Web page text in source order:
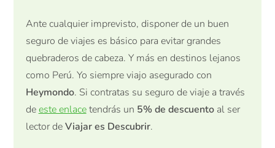
Ante cualquier imprevisto, disponer de un buen
seguro de viajes es básico para evitar grandes
quebraderos de cabeza. Y más en destinos lejanos
como Perú. Yo siempre viajo asegurado con
Heymondo. Si contratas su seguro de viaje a través
deeste enlacetendrás un 5% de descuentoal ser
lector deViajar es Descubrir.